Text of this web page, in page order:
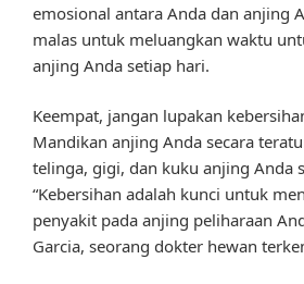
emosional antara Anda dan anjing
malas untuk meluangkan waktu
anjing Anda setiap hari.
Keempat, jangan lupakan
Mandikan anjing Anda secara
telinga, gigi, dan kuku anjing Anda
“Kebersihan adalah kunci untuk
penyakit pada anjing peliharaan
Garcia, seorang dokter hewan